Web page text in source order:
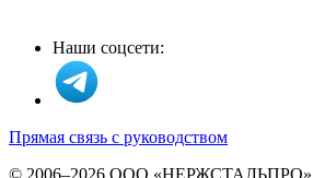
Наши соцсети:
Прямая связь с руководством
© 2006–2026 ООО